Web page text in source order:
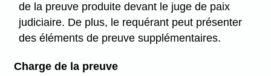
de la preuve produite devant le juge de paix
judiciaire. De plus, le requérant peut présenter
des éléments de preuve supplémentaires.
Charge de la preuve